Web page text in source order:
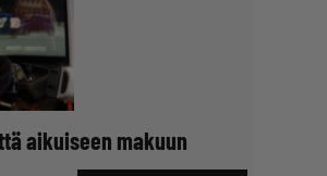
aikuiseen makuun